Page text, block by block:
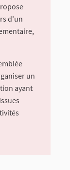
d'un
un
ayant